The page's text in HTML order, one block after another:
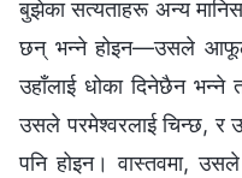
बुझेका सत्यताहरू अन्य
छन् भन्ने होइन—उसले
उहाँलाई धोका दिनेछैन
उसले परमेश्‍वरलाई चिन्छ, र
पनि होइन। वास्तवमा,